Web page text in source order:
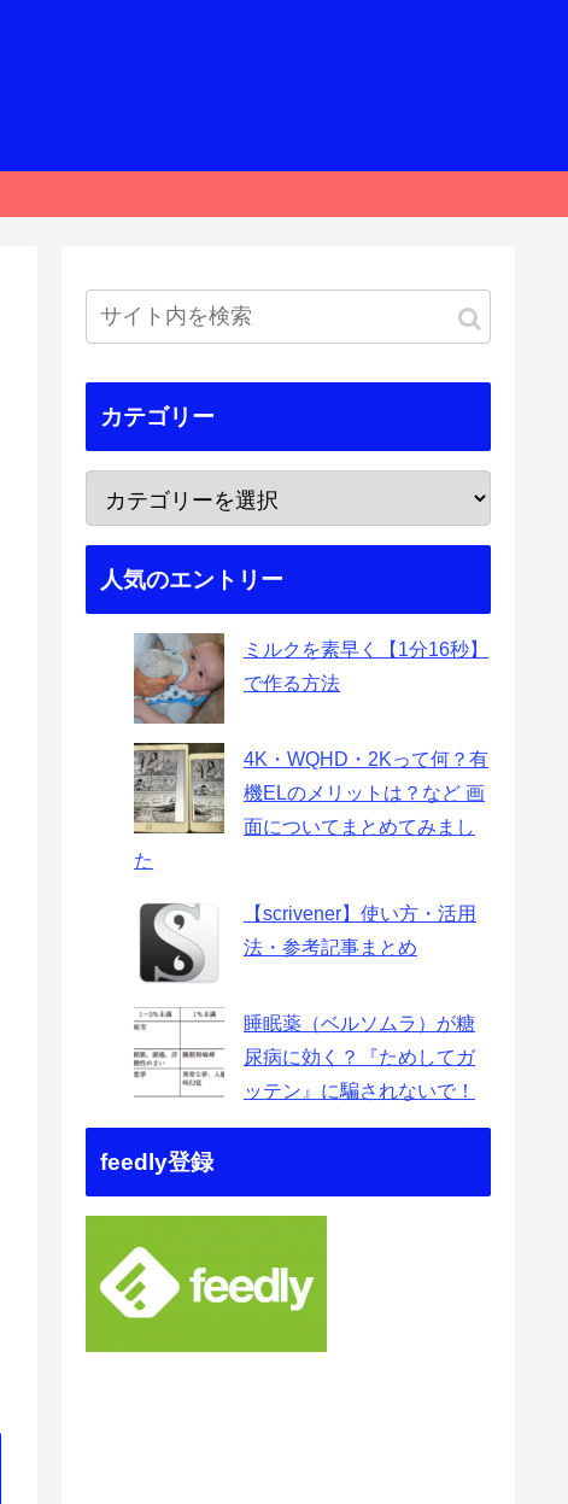
カテゴリー
人気のエントリー
ミルクを素早く【1分16秒】
で作る方法
4K・WQHD・2Kって何？有
機ELのメリットは？など 画
面についてまとめてみまし
た
【scrivener】使い方・活用
法・参考記事まとめ
睡眠薬（ベルソムラ）が糖
尿病に効く？『ためしてガ
ッテン』に騙されないで！
feedly登録